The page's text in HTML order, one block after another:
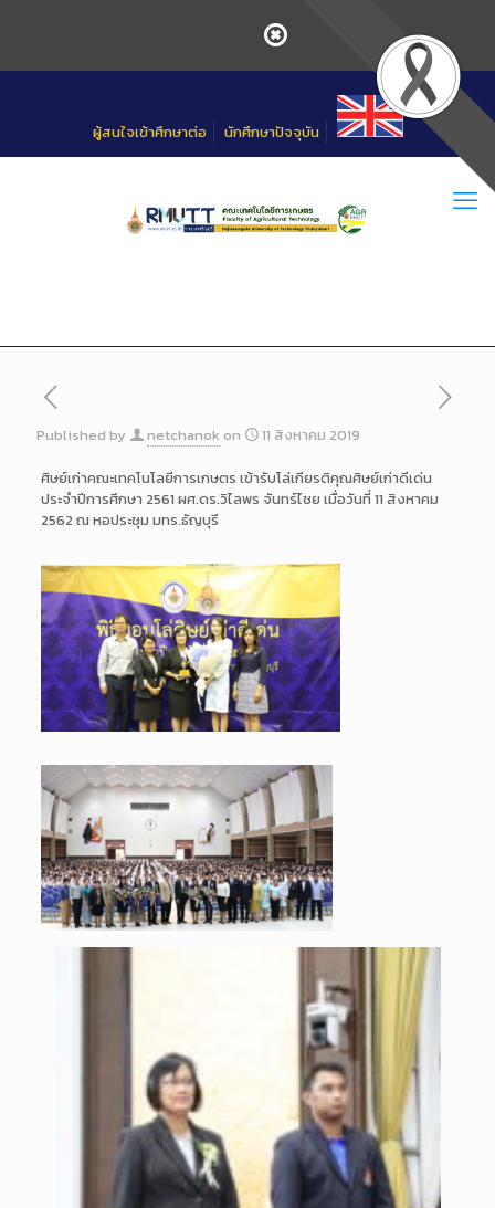
ผู้สนใจเข้าศึกษาต่อ นักศึกษาปัจจุบัน
Published by netchanok on 11 สิงหาคม 2019
ศิษย์เก่าคณะเทคโนโลยีการเกษตร เข้ารับโล่เกียรติคุณศิษย์เก่าดีเด่น
ประจำปีการศึกษา 2561 ผศ.ดร.วิไลพร จันทร์ไชย เมื่อวันที่ 11 สิงหาคม
2562 ณ หอประชุม มทร.ธัญบุรี